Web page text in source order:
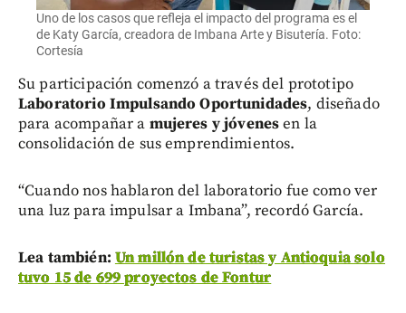
Uno de los casos que refleja el impacto del programa es el
de Katy García, creadora de Imbana Arte y Bisutería. Foto:
Cortesía
Su participación comenzó a través del prototipo
Laboratorio Impulsando Oportunidades, diseñado
para acompañar a mujeres y jóvenesen la
consolidación de sus emprendimientos.
“Cuando nos hablaron del laboratorio fue como ver
una luz para impulsar a Imbana”, recordó García.
Lea también: Un millón de turistas y Antioquia solo
tuvo 15 de 699 proyectos de Fontur